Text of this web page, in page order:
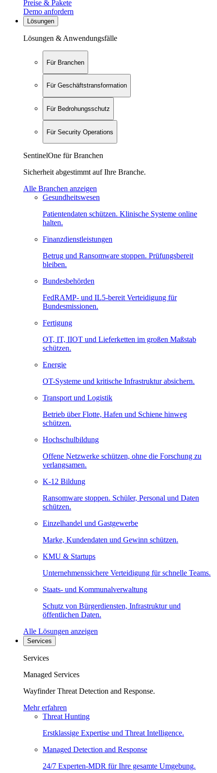
Preise & Pakete
Demo anfordern
Lösungen
Lösungen & Anwendungsfälle
Für Branchen
Für Geschäftstransformation
Für Bedrohungsschutz
Für Security Operations
SentinelOne für Branchen
Sicherheit abgestimmt auf Ihre Branche.
Alle Branchen anzeigen
Gesundheitswesen
Patientendaten schützen. Klinische Systeme online
halten.
Finanzdienstleistungen
Betrug und Ransomware stoppen. Prüfungsbereit
bleiben.
Bundesbehörden
FedRAMP- und IL5-bereit Verteidigung für
Bundesmissionen.
Fertigung
OT, IT, IIOT und Lieferketten im großen Maßstab
schützen.
Energie
OT-Systeme und kritische Infrastruktur absichern.
Transport und Logistik
Betrieb über Flotte, Hafen und Schiene hinweg
schützen.
Hochschulbildung
Offene Netzwerke schützen, ohne die Forschung zu
verlangsamen.
K-12 Bildung
Ransomware stoppen. Schüler, Personal und Daten
schützen.
Einzelhandel und Gastgewerbe
Marke, Kundendaten und Gewinn schützen.
KMU & Startups
Unternehmenssichere Verteidigung für schnelle Teams.
Staats- und Kommunalverwaltung
Schutz von Bürgerdiensten, Infrastruktur und
öffentlichen Daten.
Alle Lösungen anzeigen
Services
Services
Managed Services
Wayfinder Threat Detection and Response.
Mehr erfahren
Threat Hunting
Erstklassige Expertise und Threat Intelligence.
Managed Detection and Response
24/7 Experten-MDR für Ihre gesamte Umgebung.